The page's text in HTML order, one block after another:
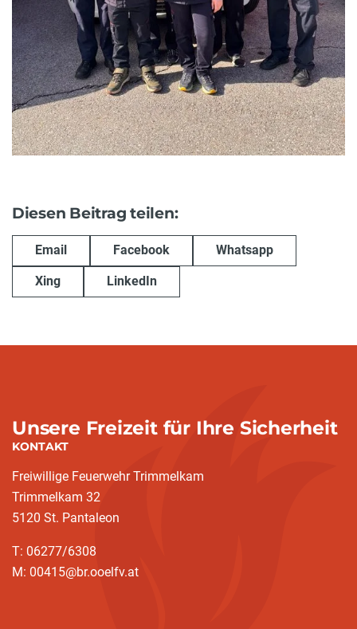
Diesen Beitrag teilen:
Email Facebook Whatsapp
Xing LinkedIn
Unsere Freizeit für Ihre Sicherheit
KONTAKT
Freiwillige Feuerwehr Trimmelkam
Trimmelkam 32
5120 St. Pantaleon
T: 06277/6308
M: 00415@br.ooelfv.at